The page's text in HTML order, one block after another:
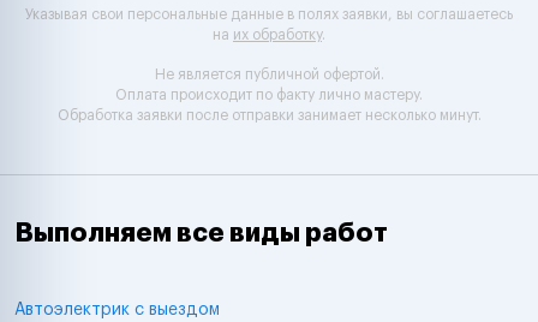
Указывая свои персональные данные в полях заявки, вы соглашаетесь
на их обработку.
Не является публичной офертой.
Оплата происходит по факту лично мастеру.
Обработка заявки после отправки занимает несколько минут.
Выполняем все виды работ
Автоэлектрик с выездом